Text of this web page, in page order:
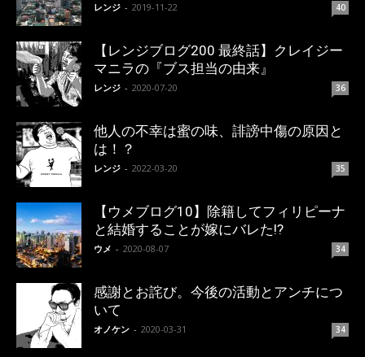
レンジ - 2019-11-22 40
【レンジブログ200 最終話】クレイジー
マニラの『ブス担当の由来』
レンジ - 2020-07-20 36
他人の不幸は蜜の味、誹謗中傷の原因と
は！？
レンジ - 2022-03-20 35
【ウメブログ10】除籍してフィリピーナ
と結婚することが嫁にバレた!?
ウメ - 2020-08-07 34
感謝とお詫び。今後の活動とアンチにつ
いて
オノケン - 2020-03-31 34